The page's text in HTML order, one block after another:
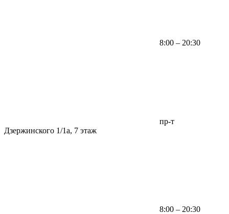
8:00 – 20:30
пр-т
Дзержинского 1/1а, 7 этаж
8:00 – 20:30